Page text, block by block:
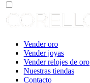
Vender oro
Vender joyas
Vender relojes de oro
Nuestras tiendas
Contacto